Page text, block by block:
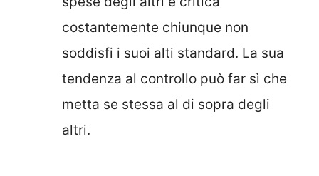
costantemente chiunque non
soddisfi i suoi alti standard. La sua
tendenza al controllo può far sì che
metta se stessa al di sopra degli
altri.